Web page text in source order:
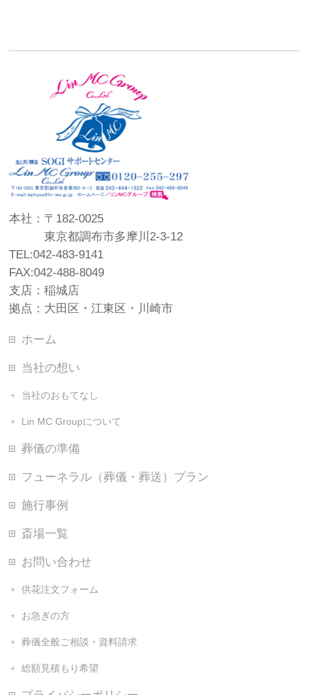
本社：〒182-0025
東京都調布市多摩川2-3-12
TEL:042-483-9141
FAX:042-488-8049
支店：稲城店
拠点：大田区・江東区・川崎市
ホーム
当社の想い
当社のおもてなし
Lin MC Groupについて
葬儀の準備
フューネラル（葬儀・葬送）プラン
施行事例
斎場一覧
お問い合わせ
供花注文フォーム
お急ぎの方
葬儀全般ご相談・資料請求
総額見積もり希望